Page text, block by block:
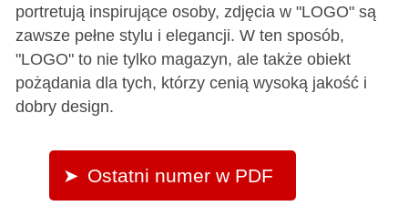
portretują inspirujące osoby, zdjęcia w "LOGO" są
zawsze pełne stylu i elegancji. W ten sposób,
"LOGO" to nie tylko magazyn, ale także obiekt
pożądania dla tych, którzy cenią wysoką jakość i
dobry design.
Ostatni numer w PDF